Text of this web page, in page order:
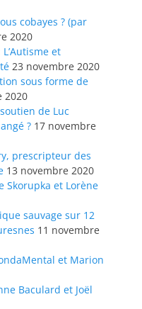
cobayes ? (par
2020
et
23 novembre 2020
sous forme de
2020
de Luc
? 17 novembre
prescripteur des
13 novembre 2020
Skorupka et Lorène
sauvage sur 12
11 novembre
et Marion
Baculard et Joël